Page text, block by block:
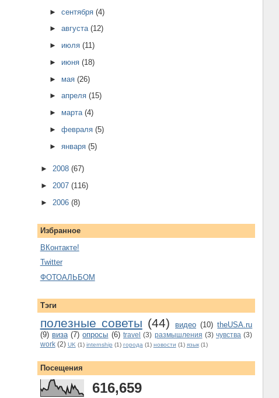
►сентября(4)
►августа(12)
► июля(11)
► июня(18)
► мая(26)
►апреля(15)
► марта(4)
►февраля(5)
►января(5)
► 2008 (67)
► 2007 (116)
► 2006 (8)
Избранное
ВКонтакте!
Twitter
ФОТОАЛЬБОМ
Тэги
полезные советы (44) видео (10) theUSA.ru
(9) виза (7) опросы (6) travel (3) размышления (3) чувства (3)
work (2) UK (1) internship (1) города (1) новости (1) язык (1)
Посещения
616,659